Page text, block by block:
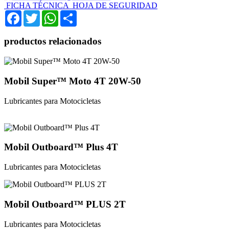
FICHA TÉCNICA HOJA DE SEGURIDAD
Facebook
TwitterWhatsApp
productos relacionados
Mobil Super™ Moto 4T 20W-50
Lubricantes para Motocicletas
Mobil Outboard™ Plus 4T
Lubricantes para Motocicletas
Mobil Outboard™ PLUS 2T
Lubricantes para Motocicletas